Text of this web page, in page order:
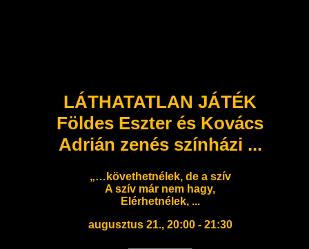
LÁTHATATLAN JÁTÉK
Földes Eszter és Kovács
Adrián zenés színházi ...
„…követhetnélek, de a szív
A szív már nem hagy,
Elérhetnélek, ...
augusztus 21., 20:00 - 21:30